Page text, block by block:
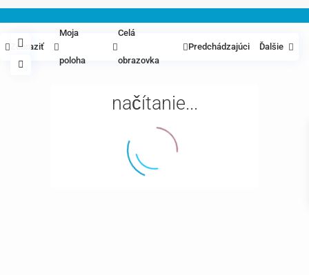
načítanie...
Zobraziť
Moja
poloha
Celá
obrazovka
Predchádzajúci Ďalšie